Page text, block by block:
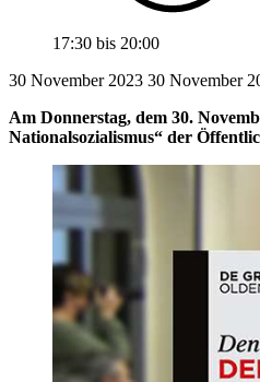
17:30 bis 20:00
30 November 2023 30 November
Am Donnerstag, dem 30.
Nationalsozialismus“ der